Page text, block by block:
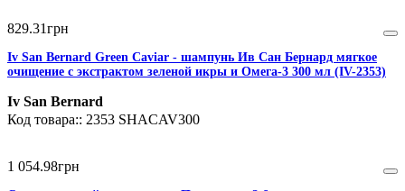
829.31грн
Iv San Bernard Green Caviar - шампунь Ив Сан Бернард мягкое
очищение с экстрактом зеленой икры и Омега-3 300 мл (IV-2353)
Iv San Bernard
2353 SHACAV300
1 054.98грн